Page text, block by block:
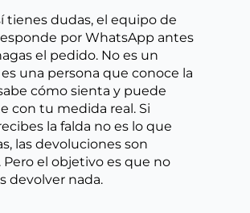
tienes dudas, el equipo de
por WhatsApp antes
el pedido. No es un
una persona que conoce la
cómo sienta y puede
con tu medida real. Si
la falda no es lo que
las devoluciones son
Pero el objetivo es que no
devolver nada.